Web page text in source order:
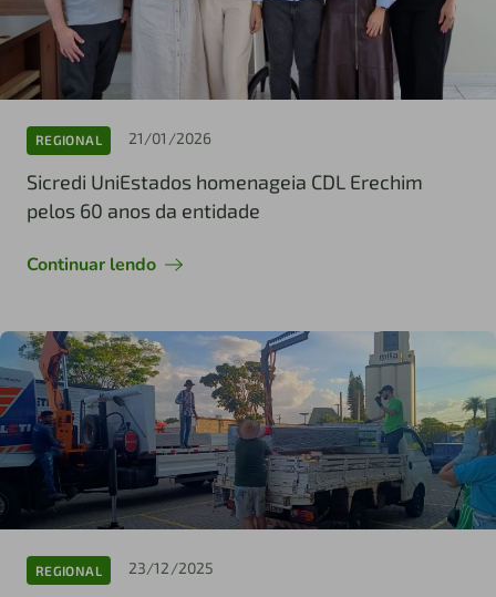
REGIONAL 21/01/2026
Sicredi UniEstados homenageia CDL Erechim
pelos 60 anos da entidade
Continuar lendo
REGIONAL 23/12/2025